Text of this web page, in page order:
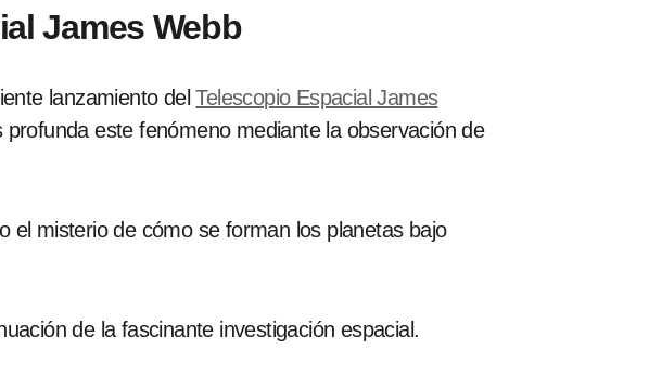
James Webb
lanzamiento delTelescopio Espacial James
este fenómeno mediante la observación de
el misterio de cómo se forman los planetas bajo
de la fascinante investigación espacial.